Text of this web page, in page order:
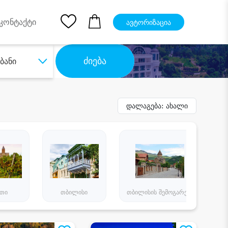
კონტაქტი ავტორიზაცია
ძიება
დალაგება: ახალი
თბილისი თბილისის შემოგარენი